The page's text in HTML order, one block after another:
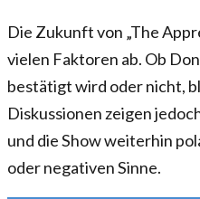
Die Zukunft von „The
vielen Faktoren ab. Ob
bestätigt wird oder nicht,
Diskussionen zeigen
und die Show weiterhin
oder negativen Sinne.